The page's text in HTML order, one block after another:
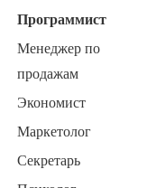
Программист
Менеджер по
продажам
Экономист
Маркетолог
Секретарь